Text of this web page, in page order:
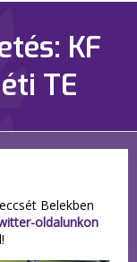
KF
TE
Belekben
oldalunkon